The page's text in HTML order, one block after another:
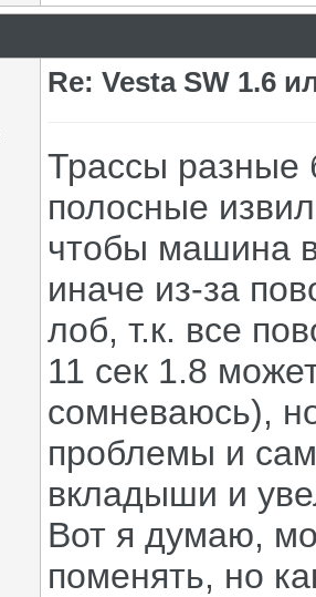
Re: Vesta SW 1.6
Трассы разные
полосные
чтобы машина
иначе из-за
лоб, т.к. все
11 сек 1.8
сомневаюсь),
проблемы и
вкладыши и
Вот я думаю,
поменять, но